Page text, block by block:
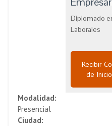
Diplomado
Laborales
Recibir
de
Modalidad:
Presencial
Ciudad: